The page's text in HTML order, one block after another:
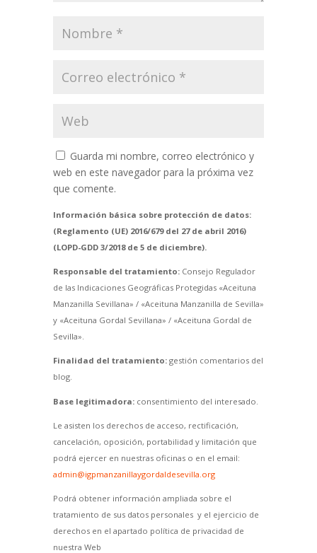
Guarda mi nombre, correo electrónico y
web en este navegador para la próxima vez
que comente.
Información básica sobre protección de datos:
(Reglamento (UE) 2016/679 del 27 de abril 2016)
(LOPD-GDD 3/2018 de 5 de diciembre).
Responsable del tratamiento:Consejo Regulador
de las Indicaciones Geográficas Protegidas «Aceituna
Manzanilla Sevillana» / «Aceituna Manzanilla de Sevilla»
y «Aceituna Gordal Sevillana» / «Aceituna Gordal de
Sevilla».
Finalidad del tratamiento:gestión comentarios del
blog.
Base legitimadora:consentimiento del interesado.
Le asisten los derechos de acceso, rectificación,
cancelación, oposición, portabilidad y limitación que
podrá ejercer en nuestras oficinas o en el email:
admin@igpmanzanillaygordaldesevilla.org
Podrá obtener información ampliada sobre el
tratamiento de sus datos personales y el ejercicio de
derechos en el apartado política de privacidad de
nuestra Web